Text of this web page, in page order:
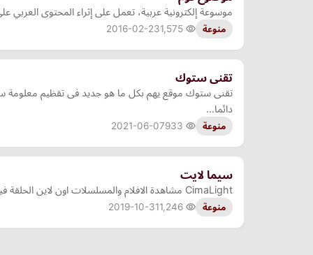
موسوعة إلكترونية عربية، تعمل على إثراء المحتوى العربي
منوعة 2016-02-23
تقنى ستوك
تقنى ستوك موقع يهم بكل ما هو جديد فى تقظيم معلومة
دائما…
منوعة 2021-06-07
سيما لايت
CimaLight مشاهدة الافلام والمسلسلات اون لاين الحلقة فيلم ومسلسل عشق مترجم جودة عالية اونلاين , رمضان , قصة
منوعة 2019-10-31